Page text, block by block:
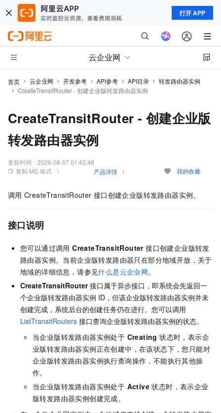
打开 APP
云企业网
首页 云企业网 开发参考 API参考 API目录
转发路由器实例
CreateTransitRouter - 创建企业版转发路由器实例
CreateTransitRouter - 创建企业版
转发路由器实例
更新时间： 2026-08-07 01:42:48
复制 MD 格式
产品详情 我的收藏
调用 CreateTransitRouter 接口创建企业版转发路由器实例。
接口说明
您可以通过调用CreateTransitRouter接口创建企业版转发
路由器实例。当前企业版转发路由器只在部分地域开放，关于
地域的详细信息，请参见什么是云企业网。
CreateTransitRouter接口属于异步接口，即系统会先返回一
个企业版转发路由器实例 ID，但该企业版转发路由器实例并未
创建完成，系统后台的创建任务仍在进行。您可以调用
ListTransitRouters 接口查询企业版转发路由器实例的状态。
当企业版转发路由器实例处于 Creating 状态时，表示企
业版转发路由器实例正在创建中，在该状态下，您只能对
企业版转发路由器实例执行查询操作，不能执行其他操
作。
当企业版转发路由器实例处于 Active 状态时，表示企业
版转发路由器实例创建完成。